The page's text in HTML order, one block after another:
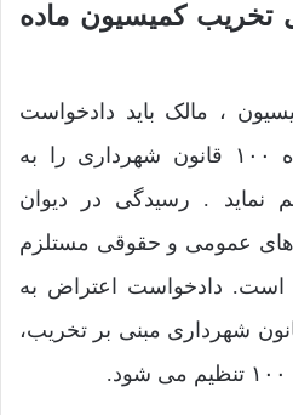
تخریب کمیسیون ماده
، مالک باید دادخواست
ابطال رای کمیسیون ماده ۱۰۰ قانون شهرداری را به
نماید . رسیدگی در دیوان
های عمومی و حقوقی مستلزم
است. دادخواست اعتراض به
کمیسیون ماده ۱۰۰ قانون شهرداری مبنی بر تخریب،